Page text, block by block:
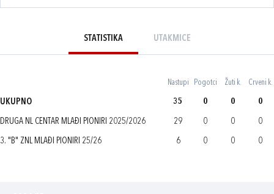
STATISTIKA UTAKMICE
Nastupi Pogotci Žuti k. Crveni k.
UKUPNO 35 0 0 0
DRUGA NL CENTAR MLAĐI PIONIRI 2025/2026 29 0 0 0
3. "B" ZNL MLAĐI PIONIRI 25/26 6 0 0 0